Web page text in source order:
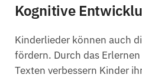
Kognitive
Kinderlieder können auch
fördern. Durch das
Texten verbessern Kinder